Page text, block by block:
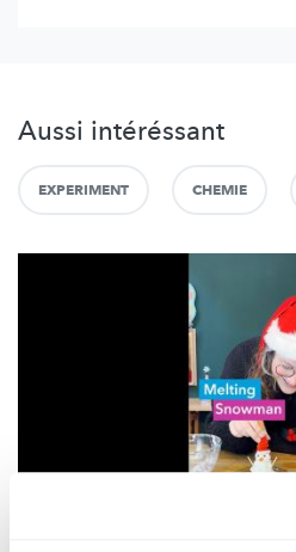
Aussi intéréssant
EXPERIMENT CHEMIE